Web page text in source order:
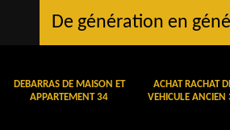
De génération en
DEBARRAS DE MAISON ET
APPARTEMENT 34
ACHAT RACHAT
VEHICULE ANCIEN